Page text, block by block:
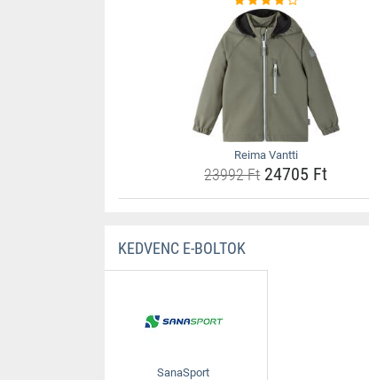
Reima Vantti
23992 Ft24705 Ft
KEDVENC E-BOLTOK
SanaSport